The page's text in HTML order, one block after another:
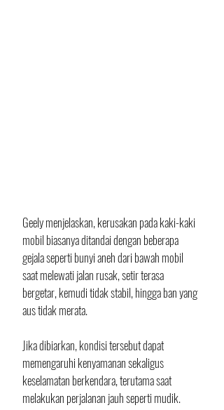
Geely menjelaskan, kerusakan pada kaki-kaki
mobil biasanya ditandai dengan beberapa
gejala seperti bunyi aneh dari bawah mobil
saat melewati jalan rusak, setir terasa
bergetar, kemudi tidak stabil, hingga ban yang
aus tidak merata.
Jika dibiarkan, kondisi tersebut dapat
memengaruhi kenyamanan sekaligus
keselamatan berkendara, terutama saat
melakukan perjalanan jauh seperti mudik.